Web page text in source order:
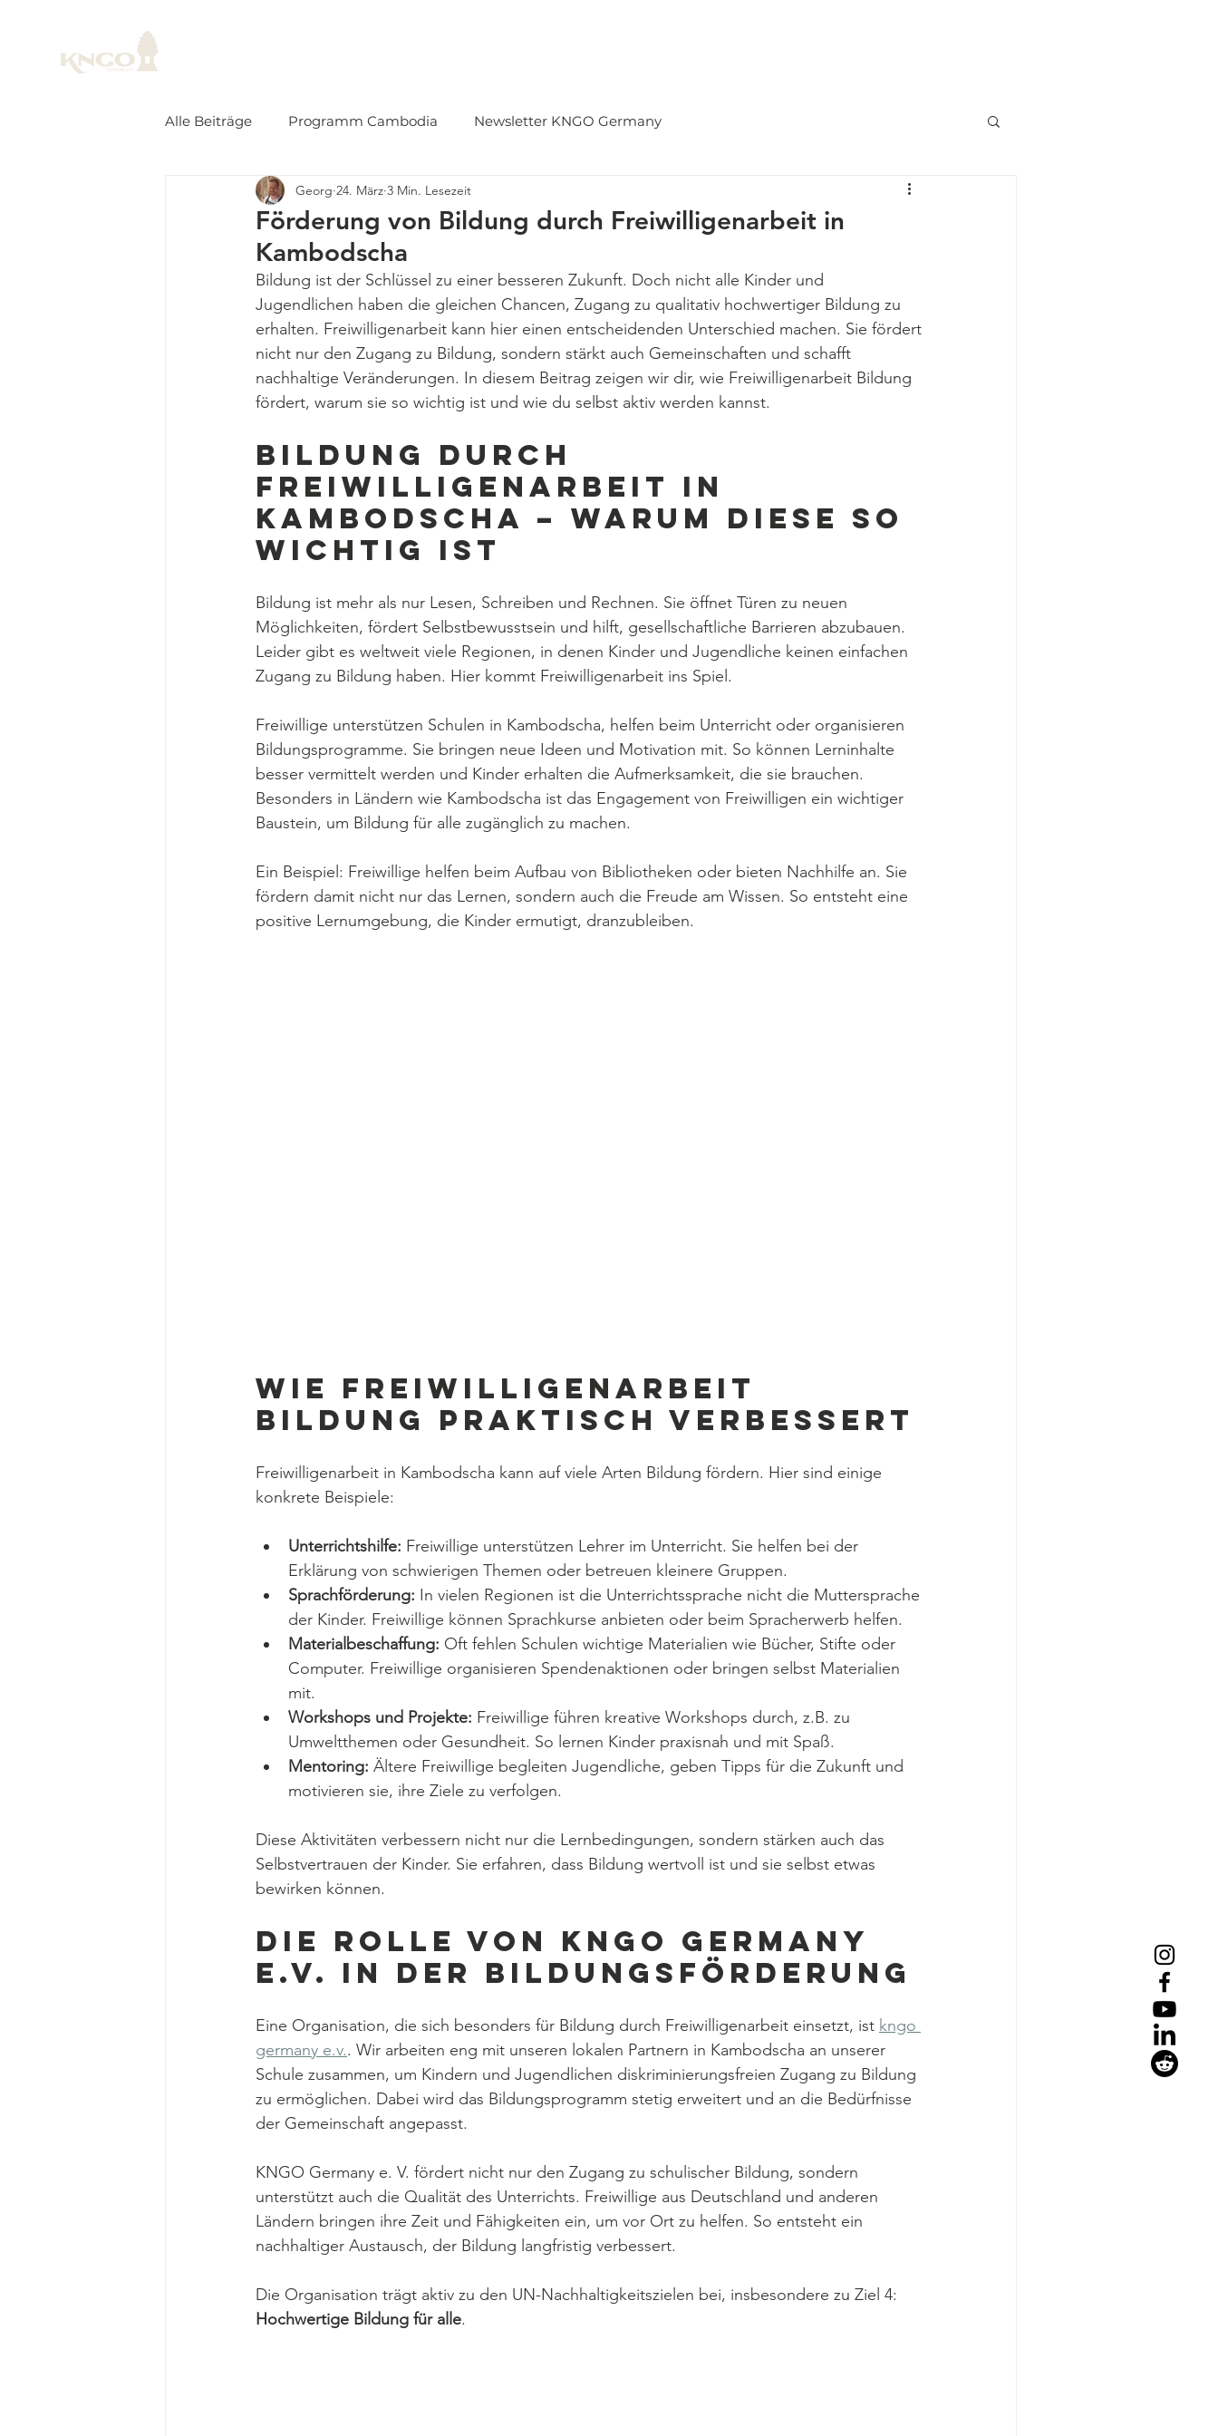
Alle Beiträge Programm Cambodia Newsletter KNGO Germany
Förderung von Bildung durch Freiwilligenarbeit in
Kambodscha
Georg 24. März 3 Min. Lesezeit
Bildung ist der Schlüssel zu einer besseren Zukunft. Doch nicht alle Kinder und
Jugendlichen haben die gleichen Chancen, Zugang zu qualitativ hochwertiger Bildung zu
erhalten. Freiwilligenarbeit kann hier einen entscheidenden Unterschied machen. Sie fördert
nicht nur den Zugang zu Bildung, sondern stärkt auch Gemeinschaften und schafft
nachhaltige Veränderungen. In diesem Beitrag zeigen wir dir, wie Freiwilligenarbeit Bildung
fördert, warum sie so wichtig ist und wie du selbst aktiv werden kannst.
Bildung durch
Freiwilligenarbeit in
Kambodscha – warum Diese so
wichtig ist
Bildung ist mehr als nur Lesen, Schreiben und Rechnen. Sie öffnet Türen zu neuen
Möglichkeiten, fördert Selbstbewusstsein und hilft, gesellschaftliche Barrieren abzubauen.
Leider gibt es weltweit viele Regionen, in denen Kinder und Jugendliche keinen einfachen
Zugang zu Bildung haben. Hier kommt Freiwilligenarbeit ins Spiel.
Freiwillige unterstützen Schulen in Kambodscha, helfen beim Unterricht oder organisieren
Bildungsprogramme. Sie bringen neue Ideen und Motivation mit. So können Lerninhalte
besser vermittelt werden und Kinder erhalten die Aufmerksamkeit, die sie brauchen.
Besonders in Ländern wie Kambodscha ist das Engagement von Freiwilligen ein wichtiger
Baustein, um Bildung für alle zugänglich zu machen.
Ein Beispiel: Freiwillige helfen beim Aufbau von Bibliotheken oder bieten Nachhilfe an. Sie
fördern damit nicht nur das Lernen, sondern auch die Freude am Wissen. So entsteht eine
positive Lernumgebung, die Kinder ermutigt, dranzubleiben.
Wie Freiwilligenarbeit
Bildung praktisch verbessert
Freiwilligenarbeit in Kambodscha kann auf viele Arten Bildung fördern. Hier sind einige
konkrete Beispiele:
Unterrichtshilfe: Freiwillige unterstützen Lehrer im Unterricht. Sie helfen bei der
Erklärung von schwierigen Themen oder betreuen kleinere Gruppen.
Sprachförderung: In vielen Regionen ist die Unterrichtssprache nicht die Muttersprache
der Kinder. Freiwillige können Sprachkurse anbieten oder beim Spracherwerb helfen.
Materialbeschaffung: Oft fehlen Schulen wichtige Materialien wie Bücher, Stifte oder
Computer. Freiwillige organisieren Spendenaktionen oder bringen selbst Materialien
mit.
Workshops und Projekte: Freiwillige führen kreative Workshops durch, z.B. zu
Umweltthemen oder Gesundheit. So lernen Kinder praxisnah und mit Spaß.
Mentoring: Ältere Freiwillige begleiten Jugendliche, geben Tipps für die Zukunft und
motivieren sie, ihre Ziele zu verfolgen.
Diese Aktivitäten verbessern nicht nur die Lernbedingungen, sondern stärken auch das
Selbstvertrauen der Kinder. Sie erfahren, dass Bildung wertvoll ist und sie selbst etwas
bewirken können.
Die Rolle von kngo germany
e.v. in der Bildungsförderung
Eine Organisation, die sich besonders für Bildung durch Freiwilligenarbeit einsetzt, ist kngo
germany e.v.. Wir arbeiten eng mit unseren lokalen Partnern in Kambodscha an unserer
Schule zusammen, um Kindern und Jugendlichen diskriminierungsfreien Zugang zu Bildung
zu ermöglichen. Dabei wird das Bildungsprogramm stetig erweitert und an die Bedürfnisse
der Gemeinschaft angepasst.
KNGO Germany e. V. fördert nicht nur den Zugang zu schulischer Bildung, sondern
unterstützt auch die Qualität des Unterrichts. Freiwillige aus Deutschland und anderen
Ländern bringen ihre Zeit und Fähigkeiten ein, um vor Ort zu helfen. So entsteht ein
nachhaltiger Austausch, der Bildung langfristig verbessert.
Die Organisation trägt aktiv zu den UN-Nachhaltigkeitszielen bei, insbesondere zu Ziel 4:
Hochwertige Bildung für alle.